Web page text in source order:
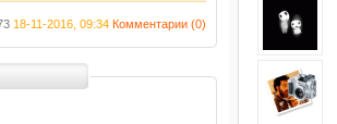
18-11-2016, 09:34 Комментарии (0)